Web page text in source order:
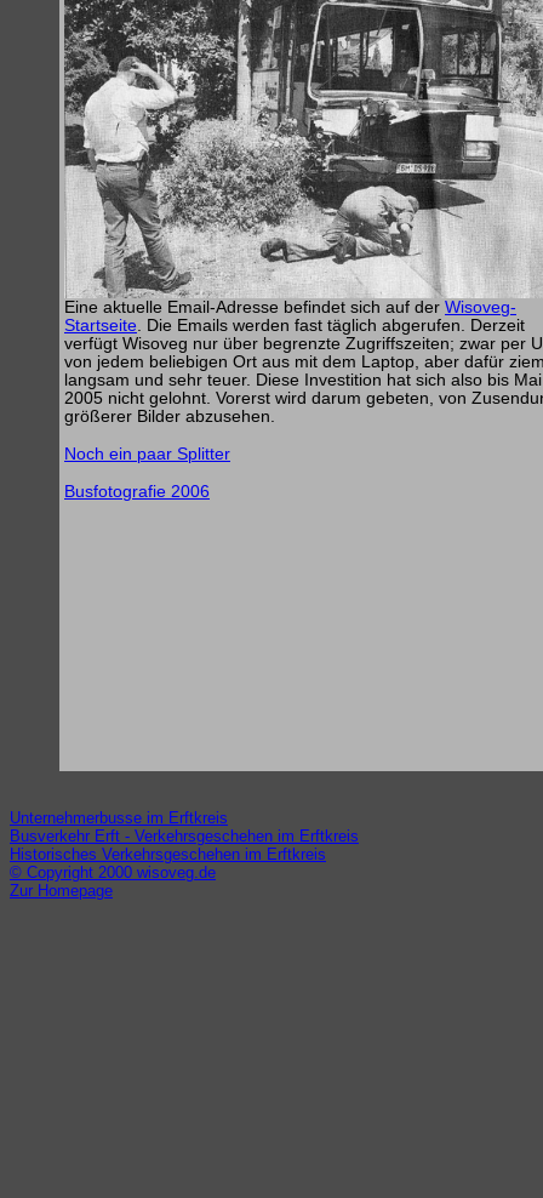
Eine aktuelle Email-Adresse befindet sich auf der Wisoveg-
Startseite. Die Emails werden fast täglich abgerufen. Derzeit
verfügt Wisoveg nur über begrenzte Zugriffszeiten; zwar per
von jedem beliebigen Ort aus mit dem Laptop, aber dafür
langsam und sehr teuer. Diese Investition hat sich also bis Mai
2005 nicht gelohnt. Vorerst wird darum gebeten, von
größerer Bilder abzusehen.
Noch ein paar Splitter
Busfotografie 2006
Unternehmerbusse im Erftkreis
Busverkehr Erft - Verkehrsgeschehen im Erftkreis
Historisches Verkehrsgeschehen im Erftkreis
© Copyright 2000 wisoveg.de
Zur Homepage